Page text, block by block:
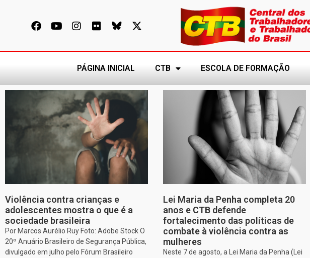
PÁGINA INICIAL CTB ESCOLA DE FORMAÇÃO
Violência contra crianças e
adolescentes mostra o que é a
sociedade brasileira
Por Marcos Aurélio Ruy Foto: Adobe Stock O
20º Anuário Brasileiro de Segurança Pública,
divulgado em julho pelo Fórum Brasileiro
Lei Maria da Penha completa 20
anos e CTB defende
fortalecimento das políticas de
combate à violência contra as
mulheres
Neste 7 de agosto, a Lei Maria da Penha (Lei